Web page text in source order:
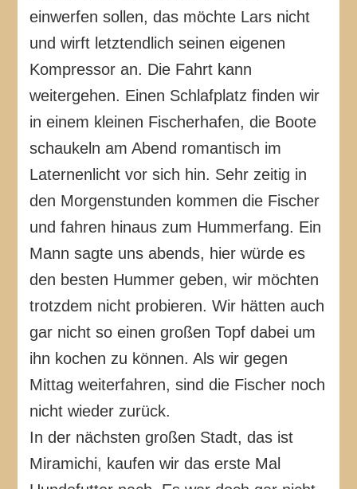
einwerfen sollen, das möchte Lars nicht
und wirft letztendlich seinen eigenen
Kompressor an. Die Fahrt kann
weitergehen. Einen Schlafplatz finden wir
in einem kleinen Fischerhafen, die Boote
schaukeln am Abend romantisch im
Laternenlicht vor sich hin. Sehr zeitig in
den Morgenstunden kommen die Fischer
und fahren hinaus zum Hummerfang. Ein
Mann sagte uns abends, hier würde es
den besten Hummer geben, wir möchten
trotzdem nicht probieren. Wir hätten auch
gar nicht so einen großen Topf dabei um
ihn kochen zu können. Als wir gegen
Mittag weiterfahren, sind die Fischer noch
nicht wieder zurück.
In der nächsten großen Stadt, das ist
Miramichi, kaufen wir das erste Mal